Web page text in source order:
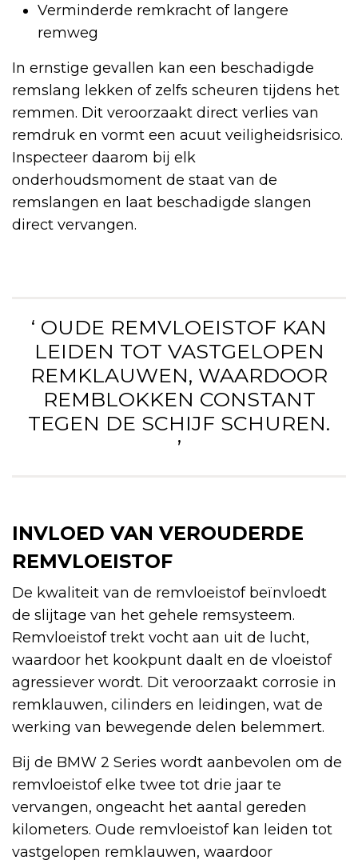
Verminderde remkracht of langere
remweg
In ernstige gevallen kan een beschadigde
remslang lekken of zelfs scheuren tijdens het
remmen. Dit veroorzaakt direct verlies van
remdruk en vormt een acuut veiligheidsrisico.
Inspecteer daarom bij elk
onderhoudsmoment de staat van de
remslangen en laat beschadigde slangen
direct vervangen.
‘ OUDE REMVLOEISTOF KAN
LEIDEN TOT VASTGELOPEN
REMKLAUWEN, WAARDOOR
REMBLOKKEN CONSTANT
TEGEN DE SCHIJF SCHUREN.
’
INVLOED VAN VEROUDERDE
REMVLOEISTOF
De kwaliteit van de remvloeistof beïnvloedt
de slijtage van het gehele remsysteem.
Remvloeistof trekt vocht aan uit de lucht,
waardoor het kookpunt daalt en de vloeistof
agressiever wordt. Dit veroorzaakt corrosie in
remklauwen, cilinders en leidingen, wat de
werking van bewegende delen belemmert.
Bij de BMW 2 Series wordt aanbevolen om de
remvloeistof elke twee tot drie jaar te
vervangen, ongeacht het aantal gereden
kilometers. Oude remvloeistof kan leiden tot
vastgelopen remklauwen, waardoor